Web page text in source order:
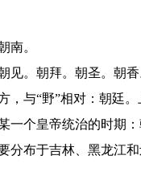
南。
见。朝拜。朝圣。朝香
，与“野”相对：朝廷
一个皇帝统治的时期：
要分布于吉林、黑龙